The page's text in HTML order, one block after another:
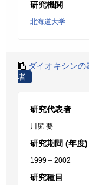
研究機関
北海道大学
ダイオキシン
者
研究代表者
川尻 要
研究期間 (年度)
1999 – 2002
研究種目